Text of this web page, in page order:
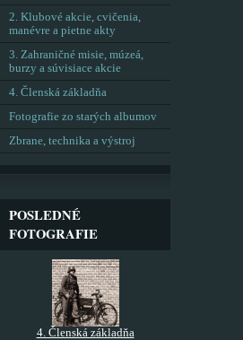
2. Klubové akcie, cvičenia,
manévre a pietne akty
3. Zahraničné misie, múzeá,
burzy a súvisiace akcie
4. Členská základňa
Fotografie zo starých albumov
Zbrane, technika a výstroj
POSLEDNÉ
FOTOGRAFIE
4. Členská základňa